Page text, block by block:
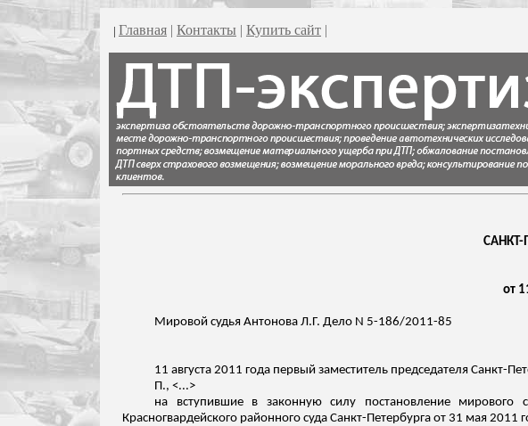
| Главная | Контакты | Купить сайт |
САНКТ-
от
Мировой судья Антонова Л.Г. Дело N 5-186/2011-85
11 августа 2011 года первый заместитель председателя Санкт-
П., <...>
на вступившие в законную силу постановление
Красногвардейского районного суда Санкт-Петербурга от 31 мая